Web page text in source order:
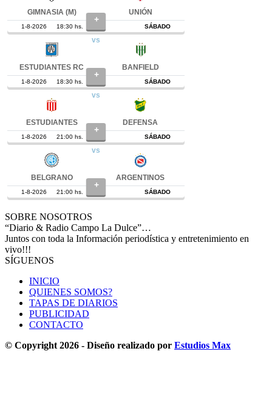
SOBRE NOSOTROS
“Diario & Radio Campo La Dulce”…
Juntos con toda la Información periodística y entretenimiento en
vivo!!!
SÍGUENOS
INICIO
QUIENES SOMOS?
TAPAS DE DIARIOS
PUBLICIDAD
CONTACTO
© Copyright 2026 - Diseño realizado por Estudios Max